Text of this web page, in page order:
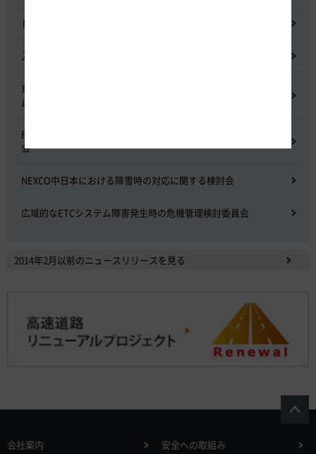
NEXCO中日本グループの経営上の課題と取組み
入札に係る不正行為に関する調査及び再発防止のための委員会
東名高速道路 中吉田高架橋 塗装塗替え工事による火災事故再発防
止委員会
E20 中央道を跨ぐ橋梁の耐震補強工事施工不良に関する調査委員
会
NEXCO中日本における降雪時の対応に関する検討会
広域的なETCシステム障害発生時の危機管理検討委員会
2014年2月以前のニュースリリースを見る
会社案内 安全への取組み